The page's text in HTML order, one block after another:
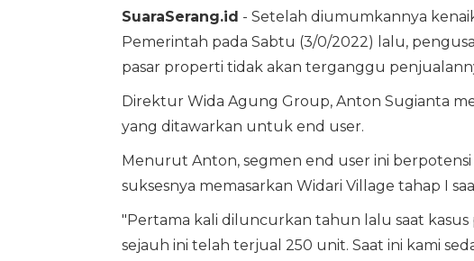
SuaraSerang.id - Setelah diumumkannya
Pemerintah pada Sabtu (3/0/2022) lalu,
pasar properti tidak akan terganggu
Direktur Wida Agung Group, Anton Sugianta
yang ditawarkan untuk end user.
Menurut Anton, segmen end user ini
suksesnya memasarkan Widari Village tahap I
"Pertama kali diluncurkan tahun lalu saat
sejauh ini telah terjual 250 unit. Saat ini kami